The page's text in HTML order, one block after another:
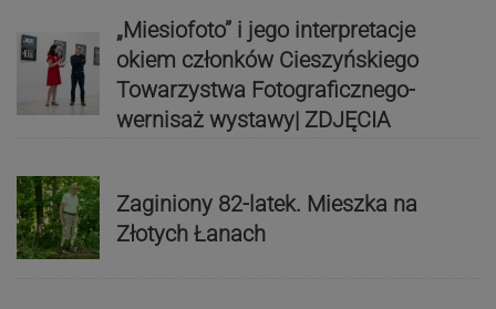
„Miesiofoto” i jego interpretacje
okiem członków Cieszyńskiego
Towarzystwa Fotograficznego-
wernisaż wystawy| ZDJĘCIA
Zaginiony 82-latek. Mieszka na
Złotych Łanach